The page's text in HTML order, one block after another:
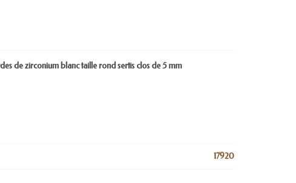
de zirconium blanc taille rond sertis clos de 5 mm
17920